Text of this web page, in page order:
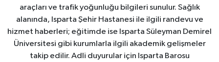
araçları ve trafik yoğunluğu bilgileri sunulur. Sağlık
alanında, Isparta Şehir Hastanesi ile ilgili randevu ve
hizmet haberleri; eğitimde ise Isparta Süleyman Demirel
Üniversitesi gibi kurumlarla ilgili akademik gelişmeler
takip edilir. Adli duyurular için Isparta Barosu